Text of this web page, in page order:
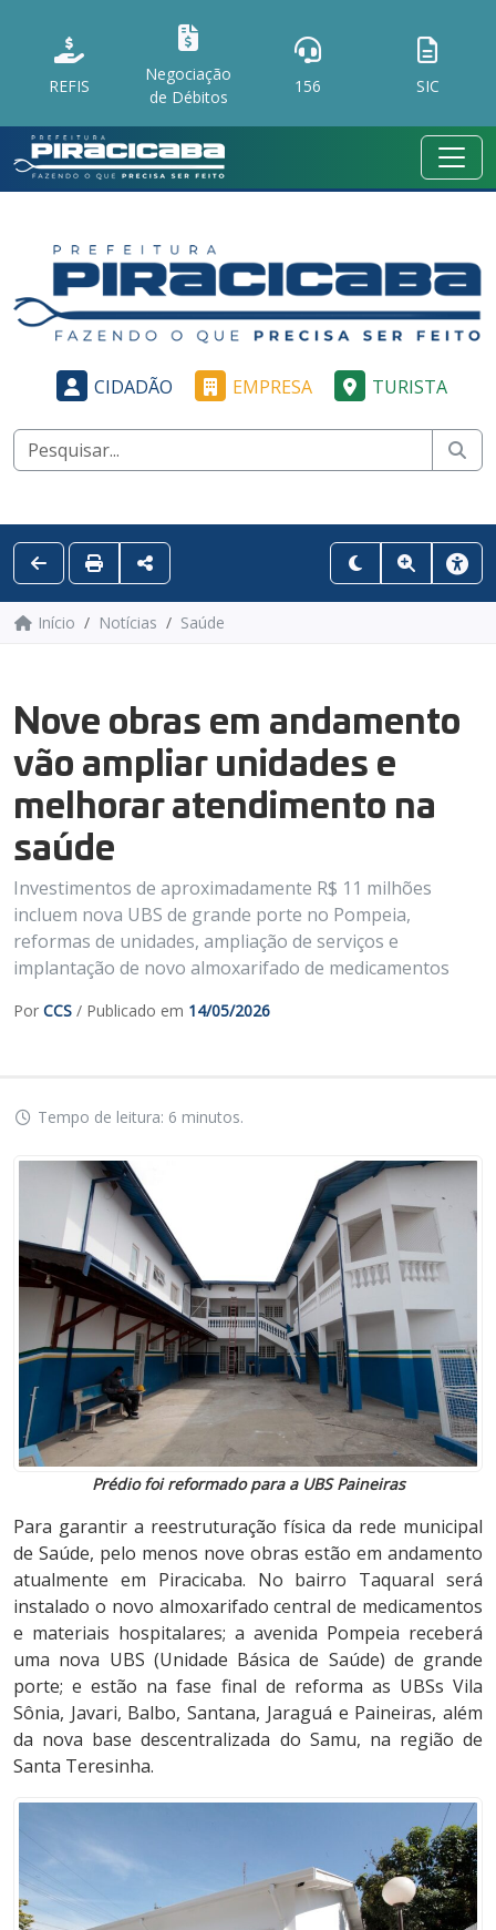
REFIS
Negociação
de Débitos
156 SIC
CIDADÃO EMPRESA TURISTA
Início Notícias Saúde
Nove obras em andamento
vão ampliar unidades e
melhorar atendimento na
saúde
Investimentos de aproximadamente R$ 11 milhões
incluem nova UBS de grande porte no Pompeia,
reformas de unidades, ampliação de serviços e
implantação de novo almoxarifado de medicamentos
Por CCS / Publicado em 14/05/2026
Tempo de leitura: 6 minutos.
Prédio foi reformado para a UBS Paineiras
Para garantir a reestruturação física da rede municipal
de Saúde, pelo menos nove obras estão em andamento
atualmente em Piracicaba. No bairro Taquaral será
instalado o novo almoxarifado central de medicamentos
e materiais hospitalares; a avenida Pompeia receberá
uma nova UBS (Unidade Básica de Saúde) de grande
porte; e estão na fase final de reforma as UBSs Vila
Sônia, Javari, Balbo, Santana, Jaraguá e Paineiras, além
da nova base descentralizada do Samu, na região de
Santa Teresinha.